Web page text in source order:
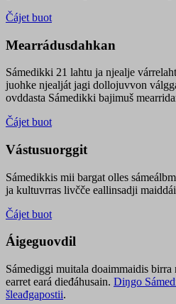
Čájet buot
Mearrádusdahkan
Sámedikki 21 lahtu ja njealje
juohke njealját jagi dollojuvvon
ovddasta Sámedikki bajimuš
Čájet buot
Vástusuorggit
Sámedikkis mii bargat olles
ja kultuvrras livčče eallinsadji
Čájet buot
Áigeguovdil
Sámediggi muitala doaimmaidis birra
earret eará dieđáhusain. Diŋgo
šleađgapostii.